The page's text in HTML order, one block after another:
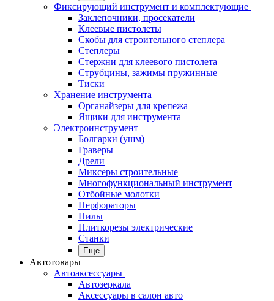
Фиксирующий инструмент и комплектующие
Заклепочники, просекатели
Клеевые пистолеты
Скобы для строительного степлера
Степлеры
Стержни для клеевого пистолета
Струбцины, зажимы пружинные
Тиски
Хранение инструмента
Органайзеры для крепежа
Ящики для инструмента
Электроинструмент
Болгарки (ушм)
Граверы
Дрели
Миксеры строительные
Многофункциональный инструмент
Отбойные молотки
Перфораторы
Пилы
Плиткорезы электрические
Станки
Еще
Автотовары
Автоаксессуары
Автозеркала
Аксессуары в салон авто